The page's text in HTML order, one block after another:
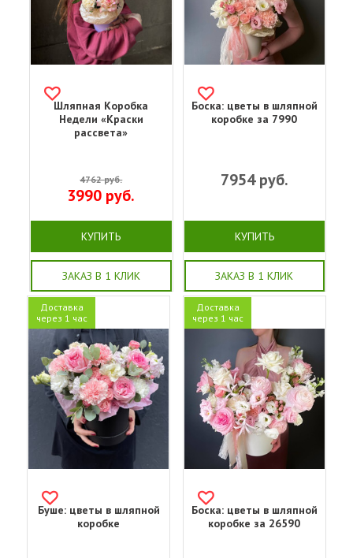
Шляпная Коробка
Недели «Краски
рассвета»
4762руб.
3990 руб.
КУПИТЬ
ЗАКАЗ В 1 КЛИК
Боска: цветы в шляпной
коробке за 7990
7954руб.
КУПИТЬ
ЗАКАЗ В 1 КЛИК
Доставка
через 1 час
Буше: цветы в шляпной
коробке
Доставка
через 1 час
Боска: цветы в шляпной
коробке за 26590